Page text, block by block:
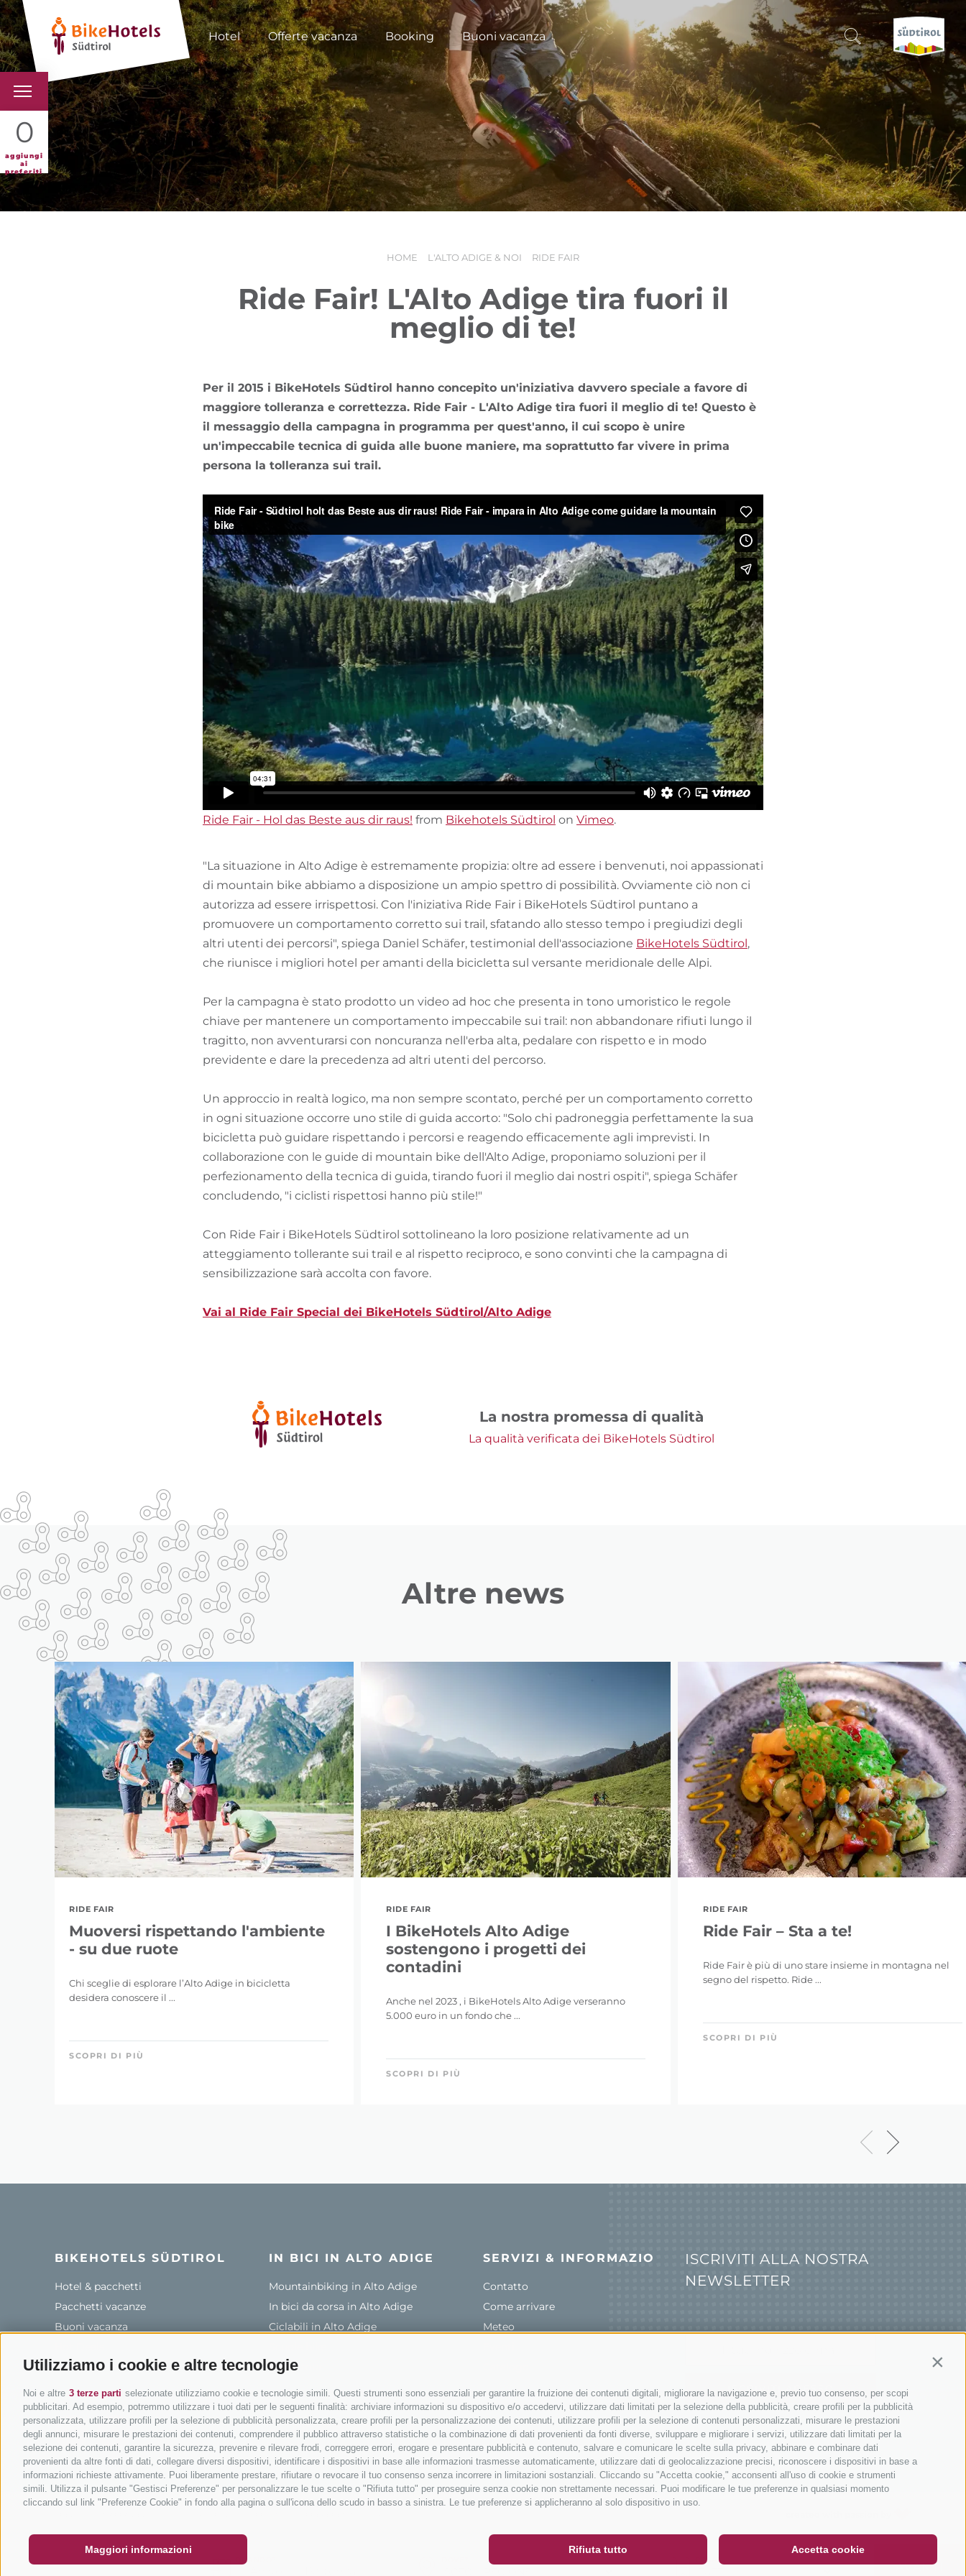
Utilizziamo i cookie e altre tecnologie
Noi e altre 3 terze parti selezionate utilizziamo cookie e tecnologie simili. Questi strumenti sono essenziali per garantire la fruizione dei contenuti digitali, migliorare la navigazione e, previo tuo consenso, per scopi
pubblicitari. Ad esempio, potremmo utilizzare i tuoi dati per le seguenti finalità: archiviare informazioni su dispositivo e/o accedervi, utilizzare dati limitati per la selezione della pubblicità, creare profili per la pubblicità
personalizzata, utilizzare profili per la selezione di pubblicità personalizzata, creare profili per la personalizzazione dei contenuti, utilizzare profili per la selezione di contenuti personalizzati, misurare le prestazioni
degli annunci, misurare le prestazioni dei contenuti, comprendere il pubblico attraverso statistiche o la combinazione di dati provenienti da fonti diverse, sviluppare e migliorare i servizi, utilizzare dati limitati per la
selezione dei contenuti, garantire la sicurezza, prevenire e rilevare frodi, correggere errori, erogare e presentare pubblicità e contenuto, salvare e comunicare le scelte sulla privacy, abbinare e combinare dati
provenienti da altre fonti di dati, collegare diversi dispositivi, identificare i dispositivi in base alle informazioni trasmesse automaticamente, utilizzare dati di geolocalizzazione precisi, riconoscere i dispositivi in base a
informazioni richieste attivamente. Puoi liberamente prestare, rifiutare o revocare il tuo consenso senza incorrere in limitazioni sostanziali. Cliccando su "Accetta cookie," acconsenti all'uso di cookie e strumenti
simili. Utilizza il pulsante "Gestisci Preferenze" per personalizzare le tue scelte o "Rifiuta tutto" per proseguire senza cookie non strettamente necessari. Puoi modificare le tue preferenze in qualsiasi momento
cliccando sul link "Preferenze Cookie" in fondo alla pagina o sull'icona dello scudo in basso a sinistra. Le tue preferenze si applicheranno al solo dispositivo in uso.
Accetta cookie
Rifiuta tutto
Maggiori informazioni
Hotel Offerte vacanza Booking Buoni vacanza
0
aggiungi
ai
preferiti
BIKEHOTELS
HOTELS & PACCHETTI
TOUR & TERRITORI
BUONO FAQ - GARANZIA DI QUALITÀ NEWSLETTER SOCIAL WALL METEO
CERCA E PRENOTA
SCOPRI L'ALTO ADIGE
QUANDO?
-
RICHIESTA QUANDO? COSA? AVANTI
HOME L'ALTO ADIGE & NOI RIDE FAIR
Ride Fair! L'Alto Adige tira fuori il
meglio di te!
Per il 2015 i BikeHotels Südtirol hanno concepito un'iniziativa davvero speciale a favore di
maggiore tolleranza e correttezza. Ride Fair - L'Alto Adige tira fuori il meglio di te! Questo è
il messaggio della campagna in programma per quest'anno, il cui scopo è unire
un'impeccabile tecnica di guida alle buone maniere, ma soprattutto far vivere in prima
persona la tolleranza sui trail.
Ride Fair - Hol das Beste aus dir raus! from Bikehotels Südtirol on Vimeo.
"La situazione in Alto Adige è estremamente propizia: oltre ad essere i benvenuti, noi appassionati
di mountain bike abbiamo a disposizione un ampio spettro di possibilità. Ovviamente ciò non ci
autorizza ad essere irrispettosi. Con l'iniziativa Ride Fair i BikeHotels Südtirol puntano a
promuovere un comportamento corretto sui trail, sfatando allo stesso tempo i pregiudizi degli
altri utenti dei percorsi", spiega Daniel Schäfer, testimonial dell'associazione BikeHotels Südtirol,
che riunisce i migliori hotel per amanti della bicicletta sul versante meridionale delle Alpi.
Per la campagna è stato prodotto un video ad hoc che presenta in tono umoristico le regole
chiave per mantenere un comportamento impeccabile sui trail: non abbandonare rifiuti lungo il
tragitto, non avventurarsi con noncuranza nell'erba alta, pedalare con rispetto e in modo
previdente e dare la precedenza ad altri utenti del percorso.
Un approccio in realtà logico, ma non sempre scontato, perché per un comportamento corretto
in ogni situazione occorre uno stile di guida accorto: "Solo chi padroneggia perfettamente la sua
bicicletta può guidare rispettando i percorsi e reagendo efficacemente agli imprevisti. In
collaborazione con le guide di mountain bike dell'Alto Adige, proponiamo soluzioni per il
perfezionamento della tecnica di guida, tirando fuori il meglio dai nostri ospiti", spiega Schäfer
concludendo, "i ciclisti rispettosi hanno più stile!"
Con Ride Fair i BikeHotels Südtirol sottolineano la loro posizione relativamente ad un
atteggiamento tollerante sui trail e al rispetto reciproco, e sono convinti che la campagna di
sensibilizzazione sarà accolta con favore.
Vai al Ride Fair Special dei BikeHotels Südtirol/Alto Adige
La nostra promessa di qualità
La qualità verificata dei BikeHotels Südtirol
Altre news
RIDE FAIR
Muoversi rispettando l'ambiente
- su due ruote
Chi sceglie di esplorare l’Alto Adige in bicicletta
desidera conoscere il ...
SCOPRI DI PIÙ
RIDE FAIR
I BikeHotels Alto Adige
sostengono i progetti dei
contadini
Anche nel 2023 , i BikeHotels Alto Adige verseranno
5.000 euro in un fondo che ...
SCOPRI DI PIÙ
RIDE FAIR
Ride Fair – Sta a te!
Ride Fair è più di uno stare insieme in montagna nel
segno del rispetto. Ride ...
SCOPRI DI PIÙ
BIKEHOTELS SÜDTIROL
Hotel & pacchetti
Pacchetti vacanze
Buoni vacanza
Bike & Work
IN BICI IN ALTO ADIGE
Mountainbiking in Alto Adige
In bici da corsa in Alto Adige
Ciclabili in Alto Adige
Tutti i tour
SERVIZI & INFORMAZIONI
Contatto
Come arrivare
Meteo
info@bikehotels.it
ISCRIVITI ALLA NOSTRA
NEWSLETTER
ISCRIVITI ADESSO